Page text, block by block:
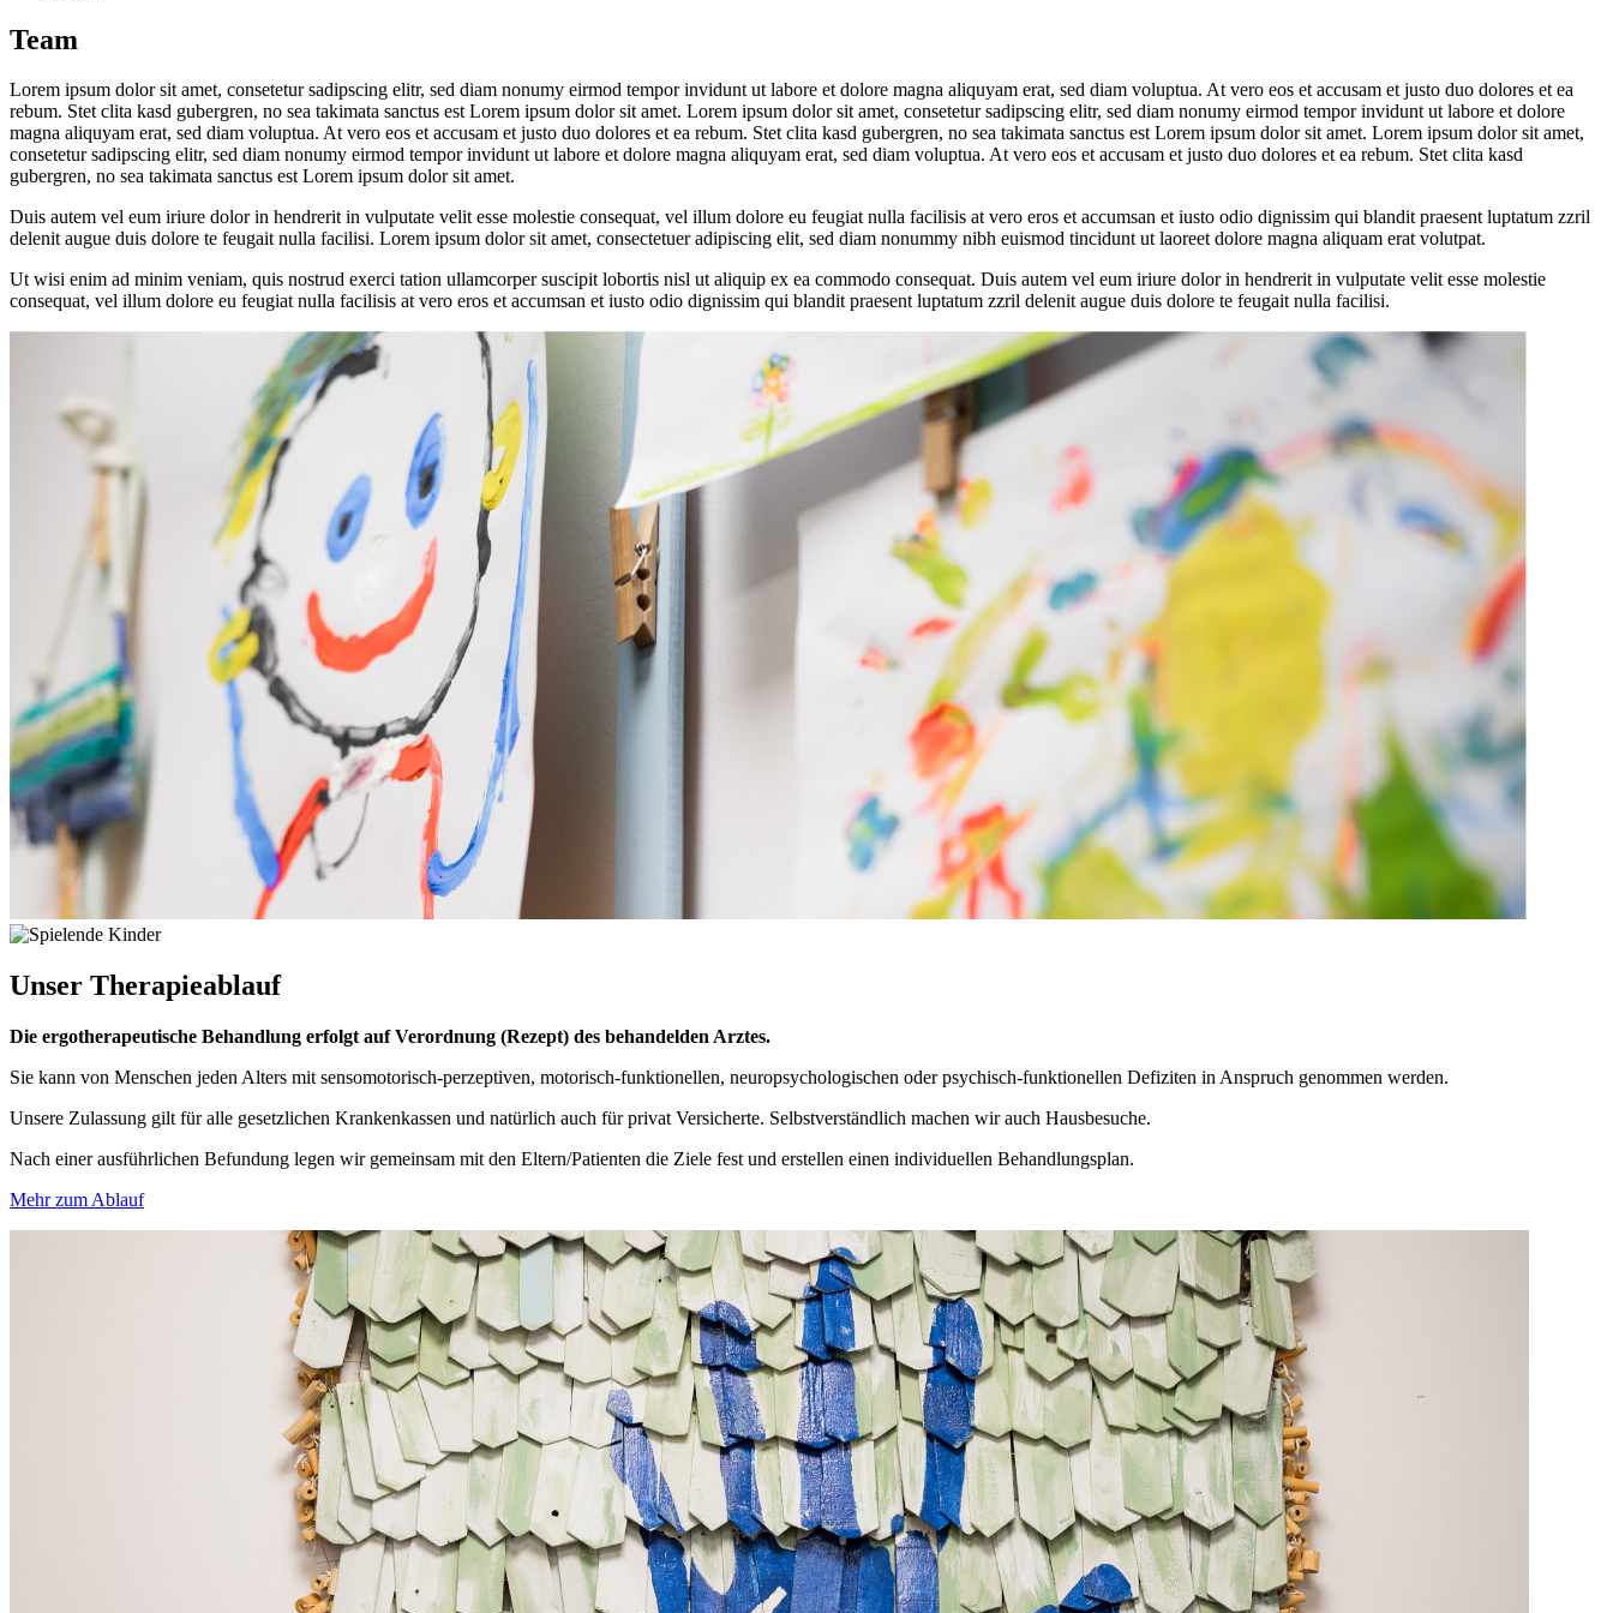
Team
Lorem ipsum dolor sit amet, consetetur sadipscing elitr, sed diam nonumy eirmod tempor invidunt ut labore et dolore magna aliquyam erat, sed diam voluptua. At vero eos et accusam et justo duo dolores et ea
rebum. Stet clita kasd gubergren, no sea takimata sanctus est Lorem ipsum dolor sit amet. Lorem ipsum dolor sit amet, consetetur sadipscing elitr, sed diam nonumy eirmod tempor invidunt ut labore et dolore
magna aliquyam erat, sed diam voluptua. At vero eos et accusam et justo duo dolores et ea rebum. Stet clita kasd gubergren, no sea takimata sanctus est Lorem ipsum dolor sit amet. Lorem ipsum dolor sit amet,
consetetur sadipscing elitr, sed diam nonumy eirmod tempor invidunt ut labore et dolore magna aliquyam erat, sed diam voluptua. At vero eos et accusam et justo duo dolores et ea rebum. Stet clita kasd
gubergren, no sea takimata sanctus est Lorem ipsum dolor sit amet.
Duis autem vel eum iriure dolor in hendrerit in vulputate velit esse molestie consequat, vel illum dolore eu feugiat nulla facilisis at vero eros et accumsan et iusto odio dignissim qui blandit praesent luptatum zzril
delenit augue duis dolore te feugait nulla facilisi. Lorem ipsum dolor sit amet, consectetuer adipiscing elit, sed diam nonummy nibh euismod tincidunt ut laoreet dolore magna aliquam erat volutpat.
Ut wisi enim ad minim veniam, quis nostrud exerci tation ullamcorper suscipit lobortis nisl ut aliquip ex ea commodo consequat. Duis autem vel eum iriure dolor in hendrerit in vulputate velit esse molestie
consequat, vel illum dolore eu feugiat nulla facilisis at vero eros et accumsan et iusto odio dignissim qui blandit praesent luptatum zzril delenit augue duis dolore te feugait nulla facilisi.
Unser Therapieablauf
Die ergotherapeutische Behandlung erfolgt auf Verordnung (Rezept) des behandelden Arztes.
Sie kann von Menschen jeden Alters mit sensomotorisch-perzeptiven, motorisch-funktionellen, neuropsychologischen oder psychisch-funktionellen Defiziten in Anspruch genommen werden.
Unsere Zulassung gilt für alle gesetzlichen Krankenkassen und natürlich auch für privat Versicherte. Selbstverständlich machen wir auch Hausbesuche.
Nach einer ausführlichen Befundung legen wir gemeinsam mit den Eltern/Patienten die Ziele fest und erstellen einen individuellen Behandlungsplan.
Mehr zum Ablauf